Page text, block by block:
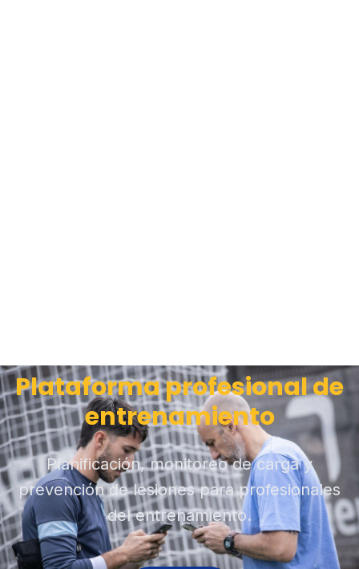
Plataforma profesional de
entrenamiento
Planificación, monitoreo de carga y
prevención de lesiones para profesionales
del entrenamiento.